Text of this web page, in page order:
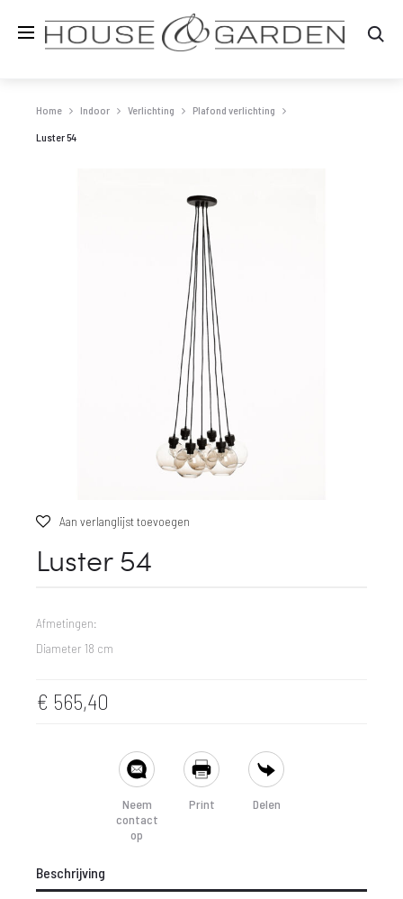
Home Indoor Verlichting Plafond verlichting
Luster 54
Aan verlanglijst toevoegen
Luster 54
Afmetingen:
Diameter 18 cm
€ 565,40
Neem
contact
op
Print Delen
Beschrijving